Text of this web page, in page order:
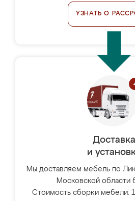
УЗНАТЬ О
Доставка
и
Мы доставляем мебель по
Московской области
Стоимость сборки мебели: